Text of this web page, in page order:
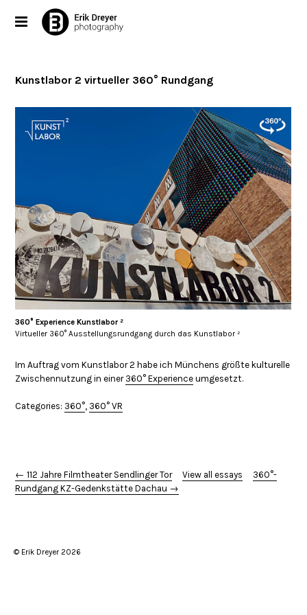
Kunstlabor 2 virtueller 360° Rundgang
360° Experience Kunstlabor ²
Virtueller 360° Ausstellungsrundgang durch das Kunstlabor ²
Im Auftrag vom Kunstlabor 2 habe ich Münchens größte kulturelle
Zwischennutzung in einer 360° Experience umgesetzt.
Categories: 360°, 360° VR
← 112 Jahre Filmtheater Sendlinger Tor View all essays
360°-
Rundgang KZ-Gedenkstätte Dachau →
© Erik Dreyer 2026